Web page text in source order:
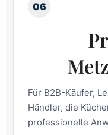
06
Für B2B-Käufer,
Händler, die
professionelle